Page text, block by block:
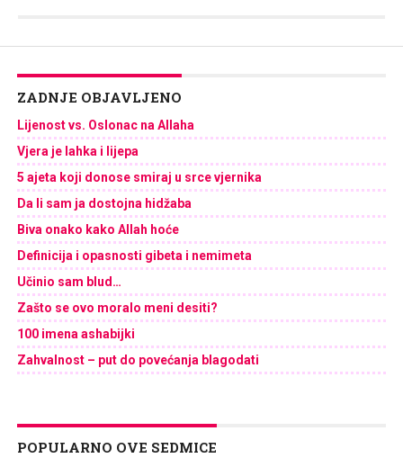
ZADNJE OBJAVLJENO
Lijenost vs. Oslonac na Allaha
Vjera je lahka i lijepa
5 ajeta koji donose smiraj u srce vjernika
Da li sam ja dostojna hidžaba
Biva onako kako Allah hoće
Definicija i opasnosti gibeta i nemimeta
Učinio sam blud…
Zašto se ovo moralo meni desiti?
100 imena ashabijki
Zahvalnost – put do povećanja blagodati
POPULARNO OVE SEDMICE